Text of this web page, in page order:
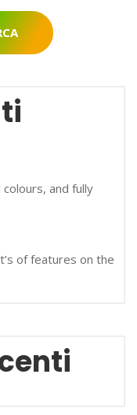
and fully
of features on the